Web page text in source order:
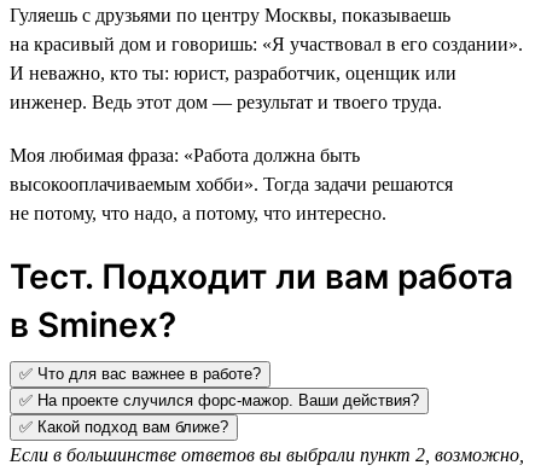
Гуляешь с друзьями по центру Москвы, показываешь
на красивый дом и говоришь: «Я участвовал в его создании».
И неважно, кто ты: юрист, разработчик, оценщик или
инженер. Ведь этот дом — результат и твоего труда.
Моя любимая фраза: «Работа должна быть
высокооплачиваемым хобби». Тогда задачи решаются
не потому, что надо, а потому, что интересно.
Тест. Подходит ли вам работа
в Sminex?
✅ Что для вас важнее в работе?
✅ На проекте случился форс-мажор. Ваши действия?
✅ Какой подход вам ближе?
Если в большинстве ответов вы выбрали пункт 2, возможно,